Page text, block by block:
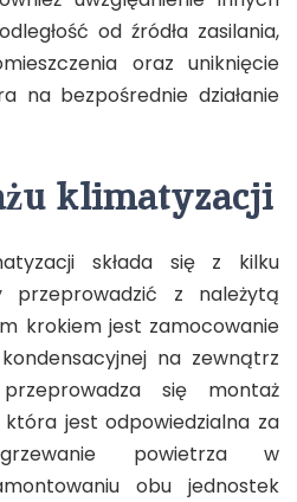
od źródła zasilania,
oraz uniknięcie
na bezpośrednie działanie
klimatyzacji
składa się z kilku
przeprowadzić z należytą
krokiem jest zamocowanie
na zewnątrz
się montaż
jest odpowiedzialna za
powietrza w
obu jednostek